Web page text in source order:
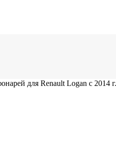
для Renault Logan с 2014